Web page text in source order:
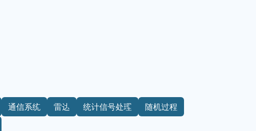
通信系统 雷达 统计信号处理
随机过程